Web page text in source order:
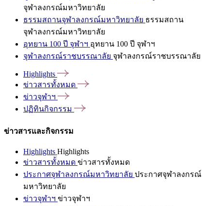
จุฬาลงกรณ์มหาวิทยาลัย
ธรรมสถานจุฬาลงกรณ์มหาวิทยาลัย ธรรมสถาน
จุฬาลงกรณ์มหาวิทยาลัย
อุทยาน 100 ปี จุฬาฯ อุทยาน 100 ปี จุฬาฯ
จุฬาลงกรณ์ราชบรรณาลัย จุฬาลงกรณ์ราชบรรณาลัย
Highlights
ข่าวสารทั้งหมด
ข่าวจุฬาฯ
ปฏิทินกิจกรรม
ข่าวสารและกิจกรรม
Highlights Highlights
ข่าวสารทั้งหมด ข่าวสารทั้งหมด
ประกาศจุฬาลงกรณ์มหาวิทยาลัย ประกาศจุฬาลงกรณ์
มหาวิทยาลัย
ข่าวจุฬาฯ ข่าวจุฬาฯ